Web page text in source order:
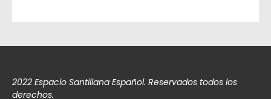
2022 Espacio Santillana Español. Reservados todos los
derechos.